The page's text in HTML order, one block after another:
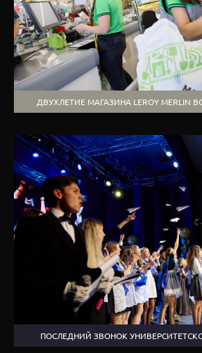
ДВУХЛЕТИЕ МАГАЗИНА LEROY MERLIN
ПОСЛЕДНИЙ ЗВОНОК